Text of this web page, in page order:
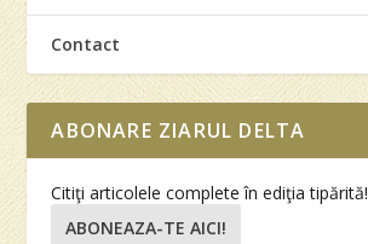
Contact
ABONARE ZIARUL DELTA
Citiţi articolele complete în ediţia tipărită!
ABONEAZA-TE AICI!